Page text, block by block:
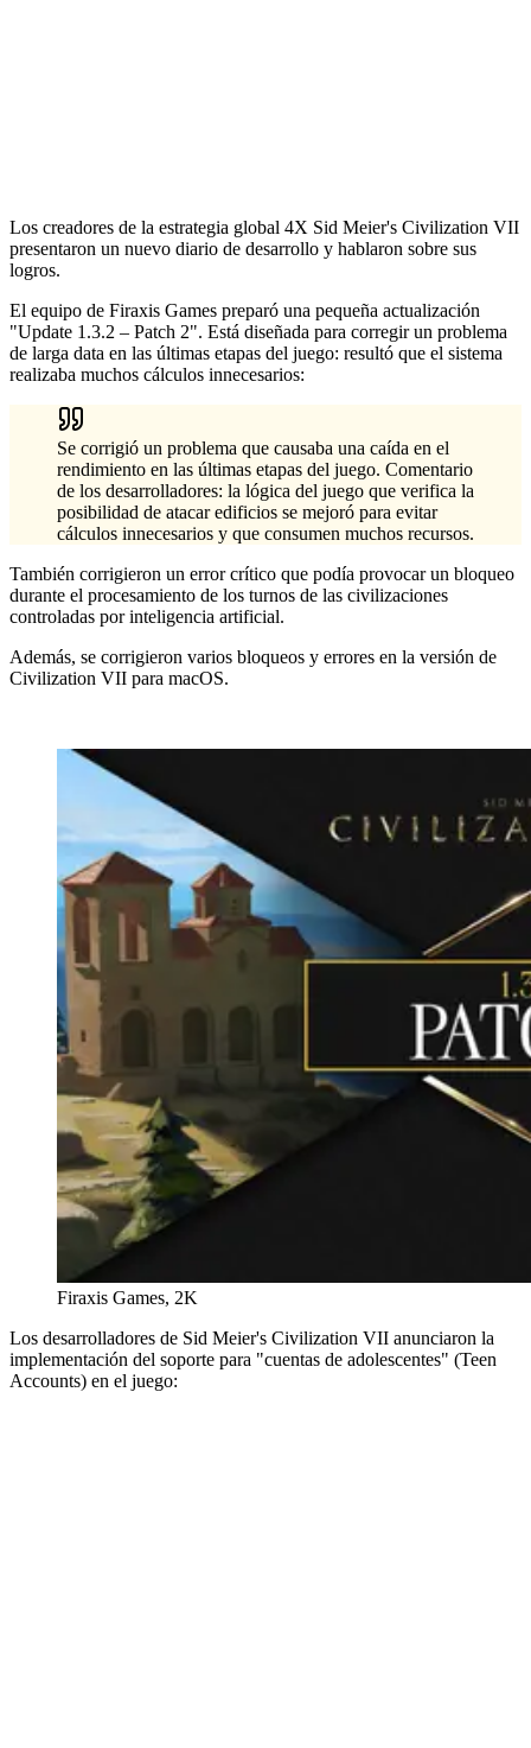
Los creadores de la estrategia global 4X Sid Meier's Civilization VII
presentaron un nuevo diario de desarrollo y hablaron sobre sus
logros.
El equipo de Firaxis Games preparó una pequeña actualización
"Update 1.3.2 – Patch 2". Está diseñada para corregir un problema
de larga data en las últimas etapas del juego: resultó que el sistema
realizaba muchos cálculos innecesarios:
Se corrigió un problema que causaba una caída en el
rendimiento en las últimas etapas del juego. Comentario
de los desarrolladores: la lógica del juego que verifica la
posibilidad de atacar edificios se mejoró para evitar
cálculos innecesarios y que consumen muchos recursos.
También corrigieron un error crítico que podía provocar un bloqueo
durante el procesamiento de los turnos de las civilizaciones
controladas por inteligencia artificial.
Además, se corrigieron varios bloqueos y errores en la versión de
Civilization VII para macOS.
Firaxis Games, 2K
Los desarrolladores de Sid Meier's Civilization VII anunciaron la
implementación del soporte para "cuentas de adolescentes" (Teen
Accounts) en el juego: